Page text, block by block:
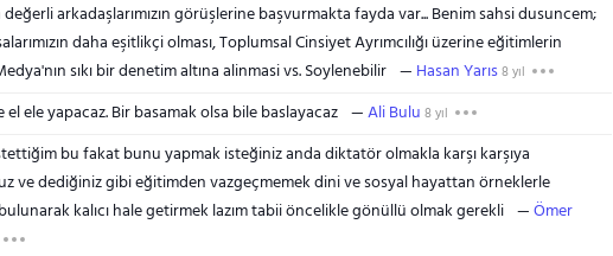
arkadaşlarımızın görüşlerine başvurmakta fayda var... Benim sahsi dusuncem;
daha eşitlikçi olması, Toplumsal Cinsiyet Ayrımcılığı üzerine eğitimlerin
sıkı bir denetim altına alinmasi vs. Soylenebilir
Hasan Yarıs8 yıl
ele yapacaz. Bir basamak olsa bile baslayacaz Ali Bulu 8 yıl
bu fakat bunu yapmak isteğiniz anda diktatör olmakla karşı karşıya
ve dediğiniz gibi eğitimden vazgeçmemek dini ve sosyal hayattan örneklerle
kalıcı hale getirmek lazım tabii öncelikle gönüllü olmak gerekli
Ömer